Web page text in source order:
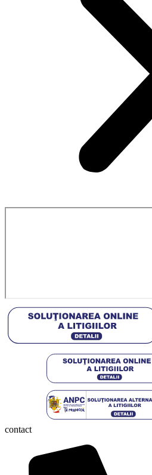
contact